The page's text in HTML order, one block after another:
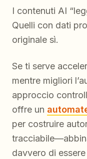
I contenuti AI
Quelli con dati
originale sì.
Se ti serve
mentre migliori
approccio
offre un
per costruire
davvero di